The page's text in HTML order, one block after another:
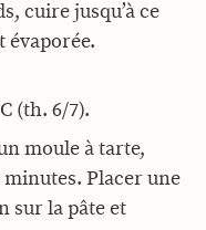
cuire jusqu’à ce
évaporée.
(th. 6/7).
moule à tarte,
Placer une
sur la pâte et